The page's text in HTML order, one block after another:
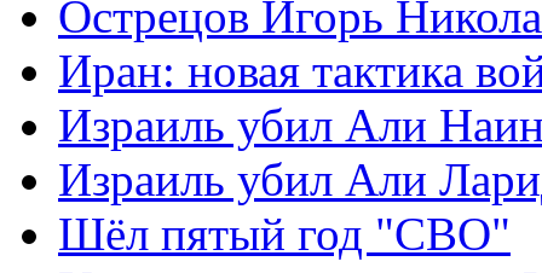
Острецов Игорь
Иран: новая тактика
Израиль убил Али
Израиль убил Али
Шёл пятый год "СВО"